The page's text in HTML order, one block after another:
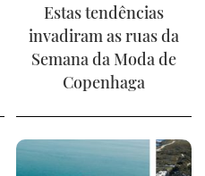
Estas tendências
invadiram as ruas da
Semana da Moda de
Copenhaga